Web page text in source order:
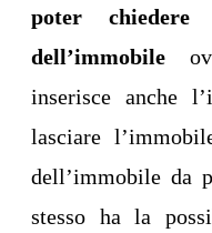
poter chiedere
dell’immobile
inserisce anche
lasciare
dell’immobile da
stesso ha la